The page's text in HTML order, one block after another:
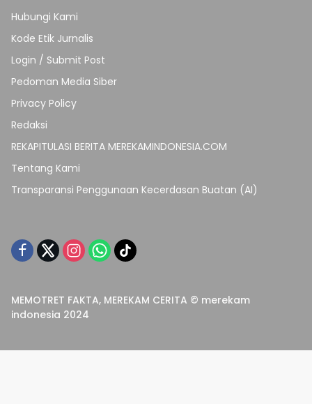
Hubungi Kami
Kode Etik Jurnalis
Login / Submit Post
Pedoman Media Siber
Privacy Policy
Redaksi
REKAPITULASI BERITA MEREKAMINDONESIA.COM
Tentang Kami
Transparansi Penggunaan Kecerdasan Buatan (AI)
MEMOTRET FAKTA, MEREKAM CERITA © merekam
indonesia 2024